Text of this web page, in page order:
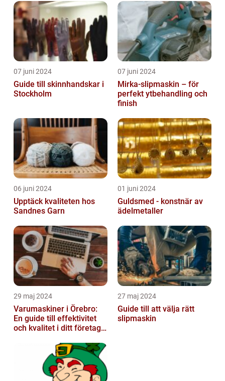
07 juni 2024
Guide till skinnhandskar i
Stockholm
07 juni 2024
Mirka-slipmaskin – för
perfekt ytbehandling och
finish
06 juni 2024
Upptäck kvaliteten hos
Sandnes Garn
01 juni 2024
Guldsmed - konstnär av
ädelmetaller
29 maj 2024
Varumaskiner i Örebro:
En guide till effektivitet
och kvalitet i ditt företags
27 maj 2024
Guide till att välja rätt
slipmaskin